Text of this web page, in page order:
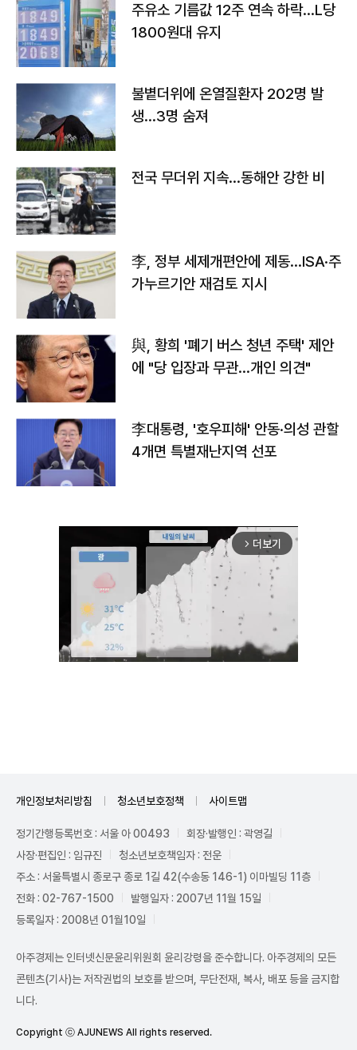
주유소 기름값 12주 연속 하락…L당
1800원대 유지
불볕더위에 온열질환자 202명 발
생…3명 숨져
전국 무더위 지속…동해안 강한 비
李, 정부 세제개편안에 제동…ISA·주
가누르기안 재검토 지시
與, 황희 '폐기 버스 청년 주택' 제안
에 "당 입장과 무관…개인 의견"
李대통령, '호우피해' 안동·의성 관할
4개면 특별재난지역 선포
arrow_forward_ios 더보기
개인정보처리방침 청소년보호정책 사이트맵
정기간행등록번호 : 서울 아 00493
회장·발행인 : 곽영길
사장·편집인 : 임규진
청소년보호책임자 : 전운
주소 : 서울특별시 종로구 종로 1길 42(수송동 146-1) 이마빌딩 11층
전화 : 02-767-1500
발행일자 : 2007년 11월 15일
등록일자 : 2008년 01월10일
아주경제는 인터넷신문윤리위원회 윤리강령을 준수합니다. 아주경제의 모든
콘텐츠(기사)는 저작권법의 보호를 받으며, 무단전재, 복사, 배포 등을 금지합
니다.
Copyright ⓒ AJUNEWS All rights reserved.